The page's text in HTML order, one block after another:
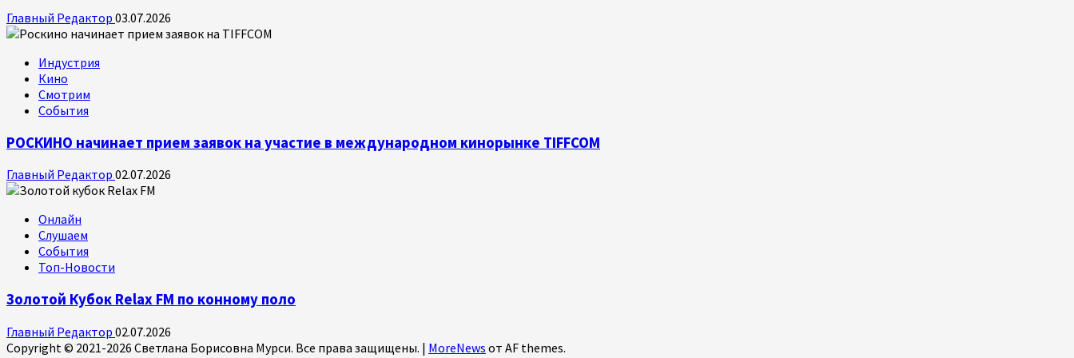
Главный Редактор 03.07.2026
Индустрия
Кино
Смотрим
События
РОСКИНО начинает прием заявок на участие в международном кинорынке TIFFCOM
Главный Редактор 02.07.2026
Онлайн
Слушаем
События
Топ-Новости
Золотой Кубок Relax FM по конному поло
Главный Редактор 02.07.2026
Copyright © 2021-2026 Светлана Борисовна Мурси. Все права защищены. | MoreNews от AF themes.